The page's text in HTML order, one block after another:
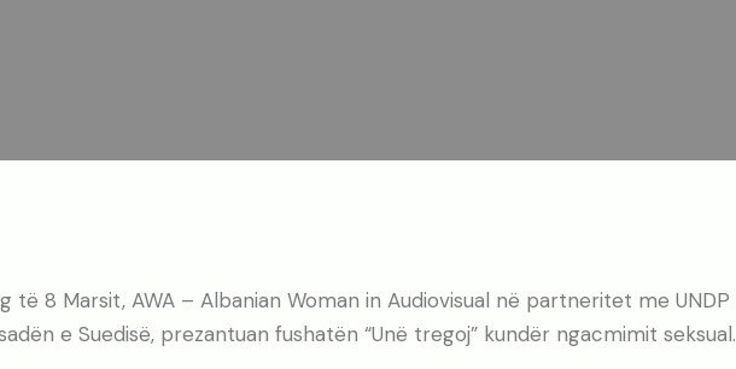
të 8 Marsit, AWA – Albanian Woman in Audiovisual në partneritet me UNDP
e Suedisë, prezantuan fushatën “Unë tregoj” kundër ngacmimit seksual.